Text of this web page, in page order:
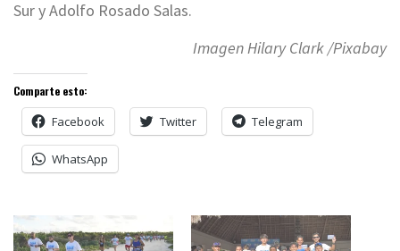
Sur y Adolfo Rosado Salas.
Imagen Hilary Clark /Pixabay
Comparte esto:
Facebook Twitter Telegram
WhatsApp